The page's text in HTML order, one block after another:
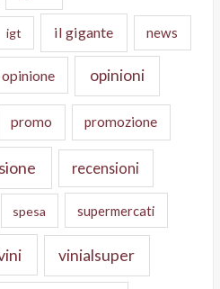
igt il gigante news
opinione opinioni
promo promozione
recensioni
spesa supermercati
vinialsuper